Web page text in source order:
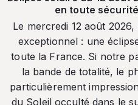
en toute
Le mercredi 12 août
exceptionnel : une
toute la France. Si notre
la bande de totalité, le
particulièrement
du Soleil occulté dans le